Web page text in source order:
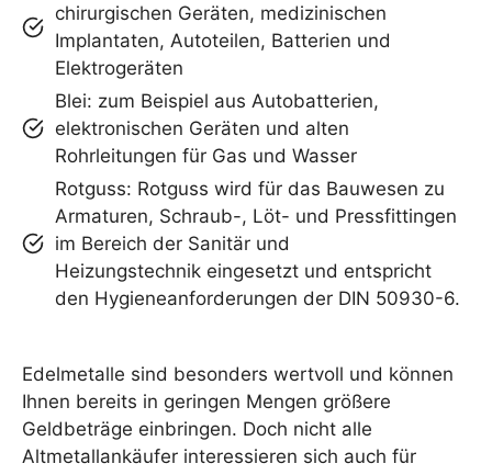
chirurgischen Geräten, medizinischen
Implantaten, Autoteilen, Batterien und
Elektrogeräten
Blei: zum Beispiel aus Autobatterien,
elektronischen Geräten und alten
Rohrleitungen für Gas und Wasser
Rotguss: Rotguss wird für das Bauwesen zu
Armaturen, Schraub-, Löt- und Pressfittingen
im Bereich der Sanitär und
Heizungstechnik eingesetzt und entspricht
den Hygieneanforderungen der DIN 50930-6.
Edelmetalle sind besonders wertvoll und können
Ihnen bereits in geringen Mengen größere
Geldbeträge einbringen. Doch nicht alle
Altmetallankäufer interessieren sich auch für